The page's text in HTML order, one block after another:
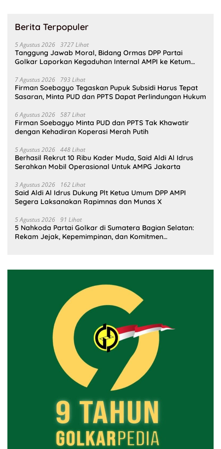
Berita Terpopuler
5 Agustus 2026 3727 Lihat
Tanggung Jawab Moral, Bidang Ormas DPP Partai
Golkar Laporkan Kegaduhan Internal AMPI ke Ketum
7 Agustus 2026 793 Lihat
Firman Soebagyo Tegaskan Pupuk Subsidi Harus Tepat
Sasaran, Minta PUD dan PPTS Dapat Perlindungan Hukum
6 Agustus 2026 587 Lihat
Firman Soebagyo Minta PUD dan PPTS Tak Khawatir
dengan Kehadiran Koperasi Merah Putih
5 Agustus 2026 448 Lihat
Berhasil Rekrut 10 Ribu Kader Muda, Said Aldi Al Idrus
Serahkan Mobil Operasional Untuk AMPG Jakarta
3 Agustus 2026 162 Lihat
Said Aldi Al Idrus Dukung Plt Ketua Umum DPP AMPI
Segera Laksanakan Rapimnas dan Munas X
5 Agustus 2026 91 Lihat
5 Nahkoda Partai Golkar di Sumatera Bagian Selatan:
Rekam Jejak, Kepemimpinan, dan Komitmen